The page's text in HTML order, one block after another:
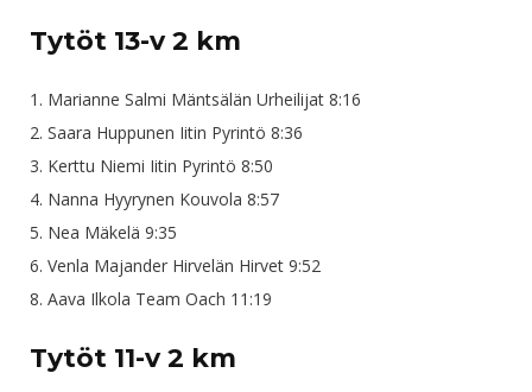
Tytöt 13-v 2 km
1. Marianne Salmi Mäntsälän Urheilijat 8:16
2. Saara Huppunen Iitin Pyrintö 8:36
3. Kerttu Niemi Iitin Pyrintö 8:50
4. Nanna Hyyrynen Kouvola 8:57
5. Nea Mäkelä 9:35
6. Venla Majander Hirvelän Hirvet 9:52
8. Aava Ilkola Team Oach 11:19
Tytöt 11-v 2 km